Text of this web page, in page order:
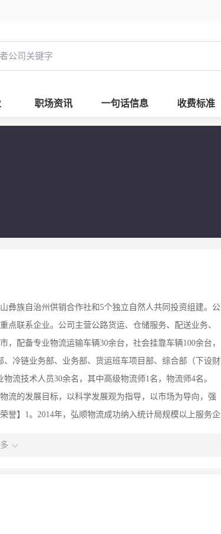
职场资讯 一句话信息 收费标准
彝族自治州供销合作社和5个独立自然人共同投资组建。公
点联系企业。公司主营公路货运、仓储服务、配送业务、
配备专业物流运输车辆30余台，社会挂靠车辆100余台，
冷链业务部、业务部、货运班车项目部、综合部（下设财
流技术人员30余名，其中高级物流师1名，物流师4名。
流的发展目标，以科学发展观为指导，以市场为导向，强
誉】1。2014年，弘顺物流成功纳入统计局规模以上服务企
顺物流有限公司是承担凉山州首个大型物流通道建设项目
务企业50强称号。